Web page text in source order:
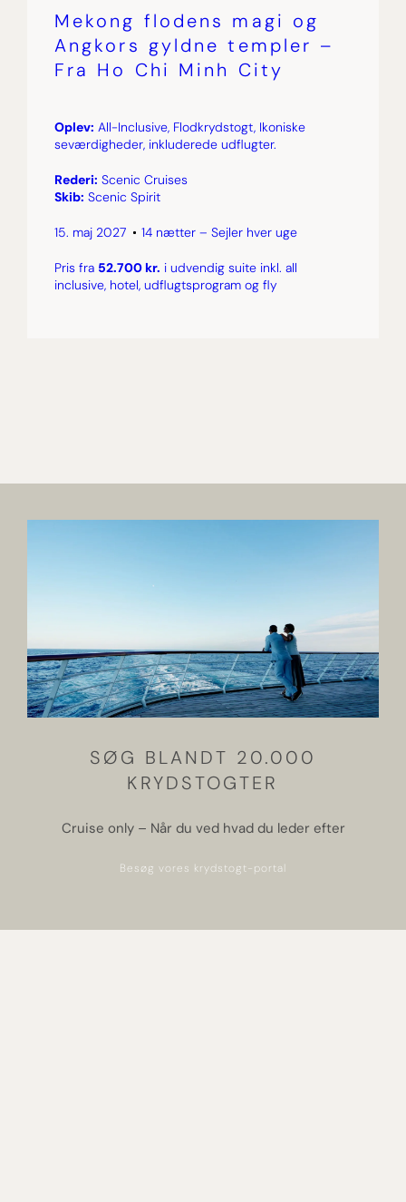
Mekong flodens magi og
Angkors gyldne templer –
Fra Ho Chi Minh City
Oplev: All-Inclusive, Flodkrydstogt, Ikoniske
seværdigheder, inkluderede udflugter.
Rederi: Scenic Cruises
Skib: Scenic Spirit
15. maj 2027 14 nætter – Sejler hver uge
Pris fra 52.700 kr. i udvendig suite inkl. all
inclusive, hotel, udflugtsprogram og fly
SØG BLANDT 20.000
KRYDSTOGTER
Cruise only – Når du ved hvad du leder efter
Besøg vores krydstogt-portal